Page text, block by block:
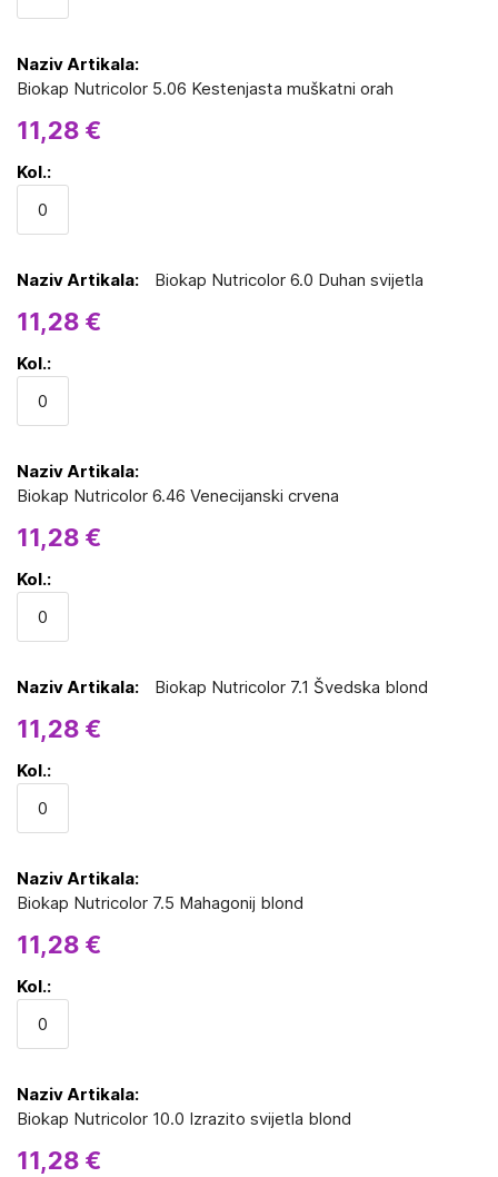
Biokap Nutricolor 5.06 Kestenjasta muškatni orah
11,28 €
Biokap Nutricolor 6.0 Duhan svijetla
11,28 €
Biokap Nutricolor 6.46 Venecijanski crvena
11,28 €
Biokap Nutricolor 7.1 Švedska blond
11,28 €
Biokap Nutricolor 7.5 Mahagonij blond
11,28 €
Biokap Nutricolor 10.0 Izrazito svijetla blond
11,28 €